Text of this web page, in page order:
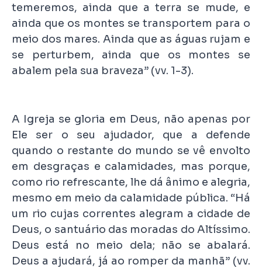
temeremos, ainda que a terra se mude, e
ainda que os montes se transportem para o
meio dos mares. Ainda que as águas rujam e
se perturbem, ainda que os montes se
abalem pela sua braveza” (vv. 1-3).
A Igreja se gloria em Deus, não apenas por
Ele ser o seu ajudador, que a defende
quando o restante do mundo se vê envolto
em desgraças e calamidades, mas porque,
como rio refrescante, lhe dá ânimo e alegria,
mesmo em meio da calamidade pública. “Há
um rio cujas correntes alegram a cidade de
Deus, o santuário das moradas do Altíssimo.
Deus está no meio dela; não se abalará.
Deus a ajudará, já ao romper da manhã” (vv.